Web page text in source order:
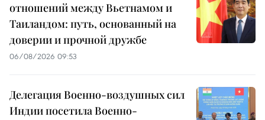
отношений между Вьетнамом и
Таиландом: путь, основанный на
доверии и прочной дружбе
06/08/2026 09:53
Делегация Военно-воздушных сил
Индии посетила Военно-